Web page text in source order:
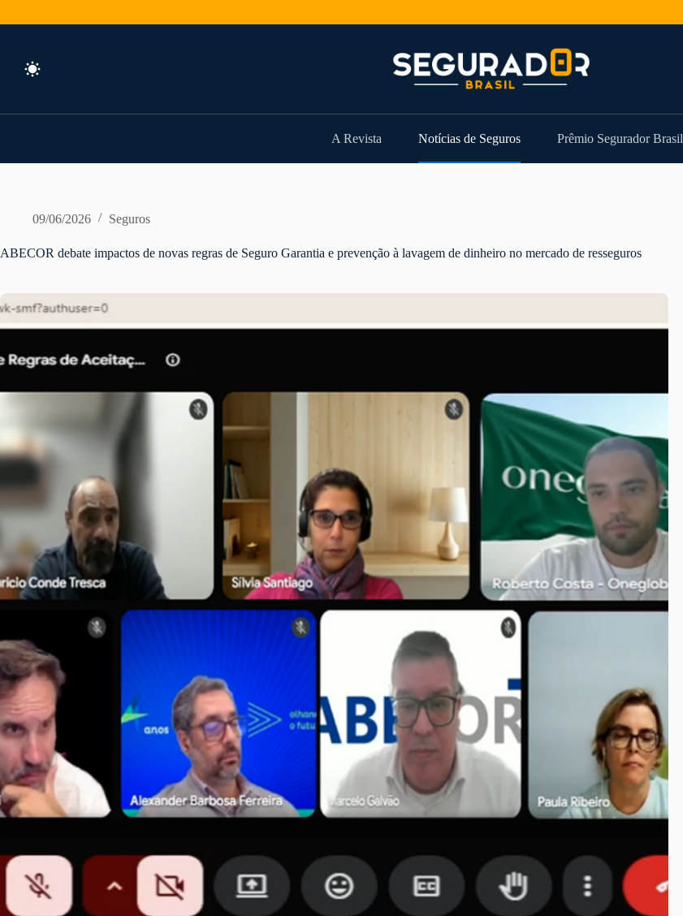
A Revista Notícias de Seguros Prêmio Segurador Brasil
09/06/2026 Seguros
ABECOR debate impactos de novas regras de Seguro Garantia e prevenção à lavagem de dinheiro no mercado de resseguros